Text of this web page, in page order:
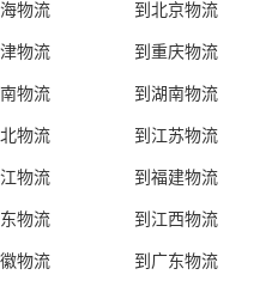
物流 到北京物流
物流 到重庆物流
物流 到湖南物流
物流 到江苏物流
物流 到福建物流
物流 到江西物流
物流 到广东物流